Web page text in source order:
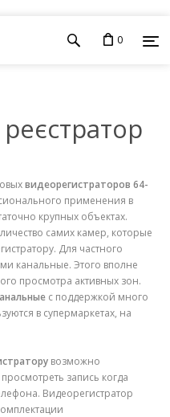
0
видеорегистраторов 64-
применения в
крупных объектах.
самих камер, которые
Для частного
канальные. Этого вполне
просмотра активных зон.
с поддержкой много
в супермаркетах, на
возможно
запись когда
Видеорегистратор